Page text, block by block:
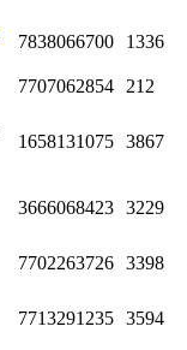
7838066700 1336
7707062854 212
1658131075 3867
3666068423 3229
7702263726 3398
7713291235 3594